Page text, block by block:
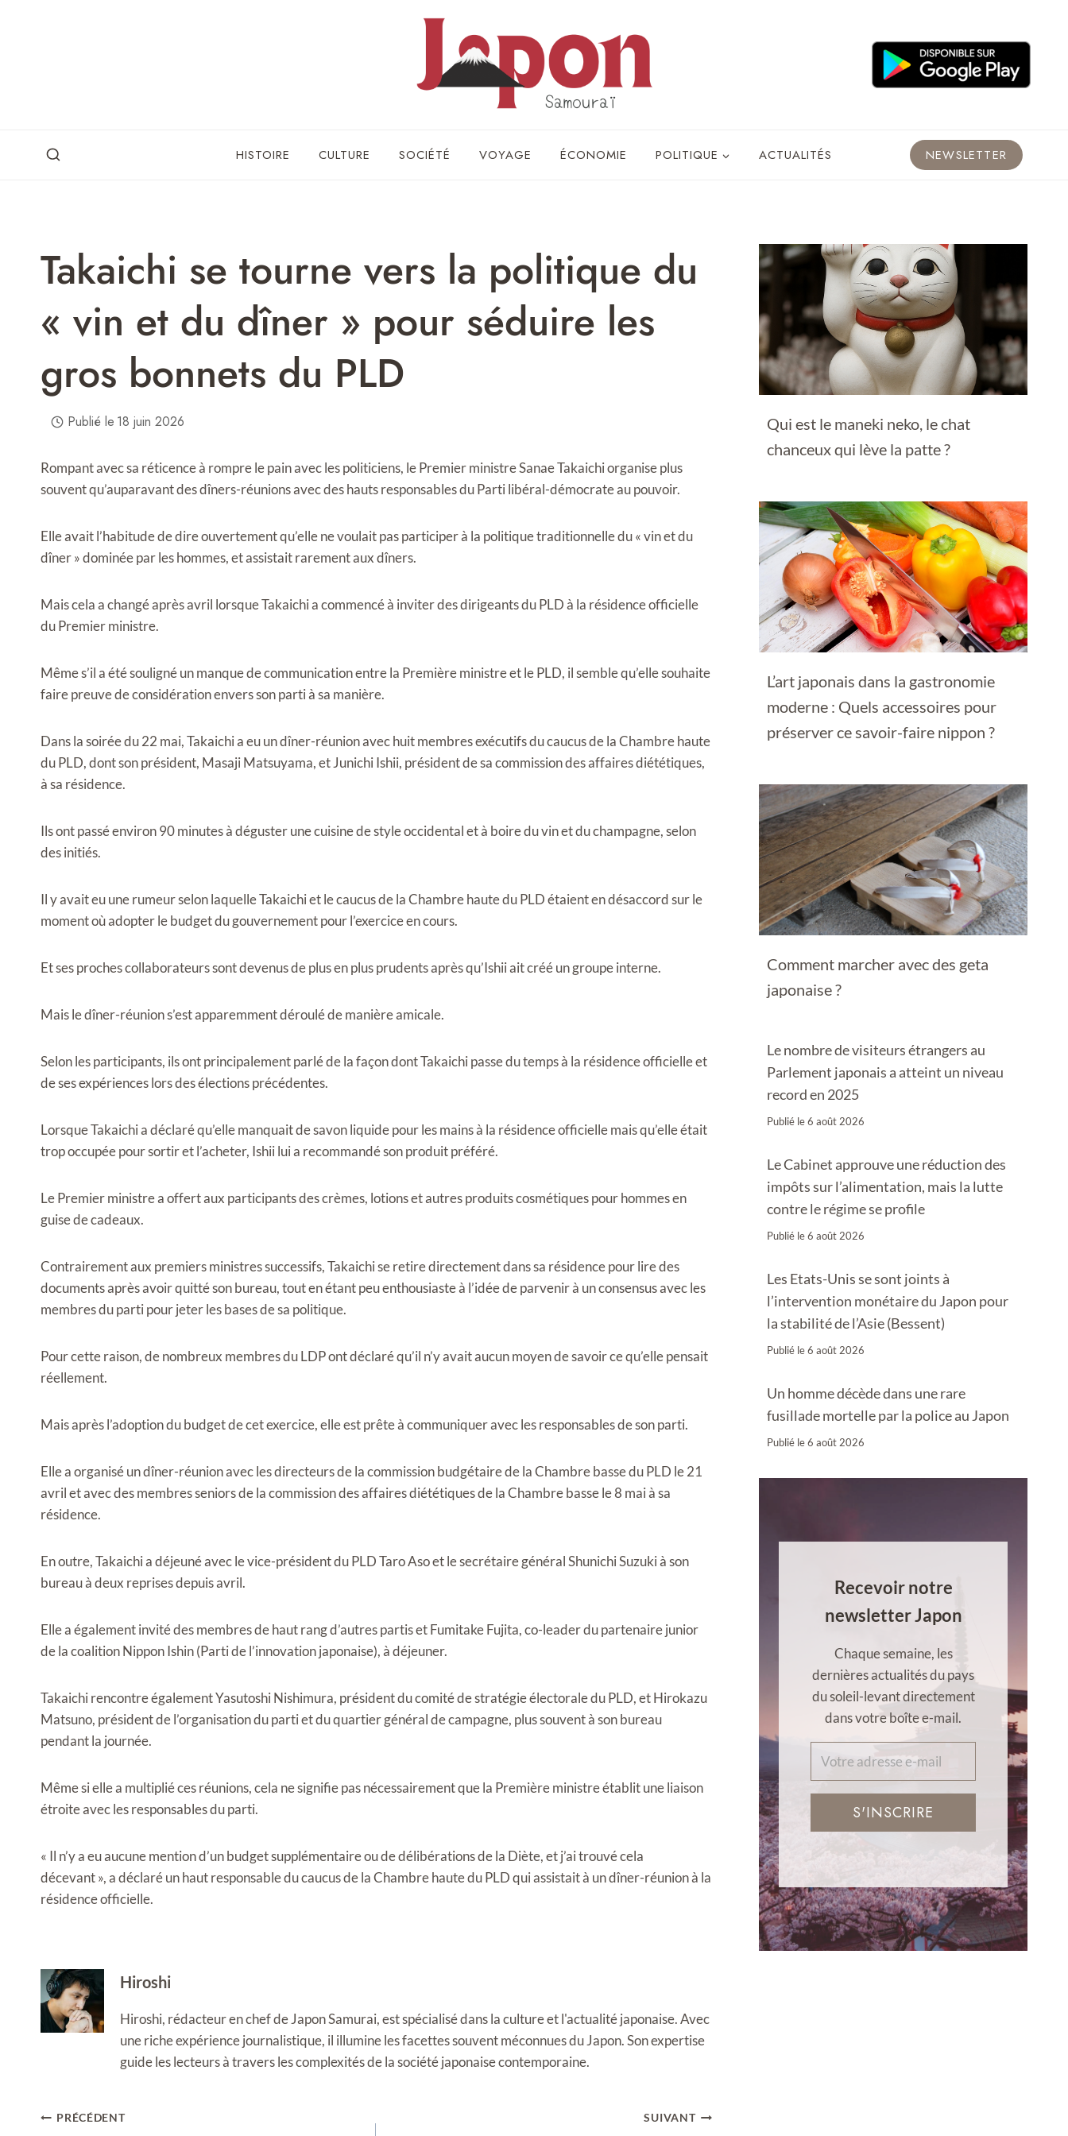
HISTOIRE CULTURE SOCIÉTÉ VOYAGE ÉCONOMIE POLITIQUE ACTUALITÉS NEWSLETTER
Takaichi se tourne vers la politique du
« vin et du dîner » pour séduire les
gros bonnets du PLD
Publié le 18 juin 2026
Rompant avec sa réticence à rompre le pain avec les politiciens, le Premier ministre Sanae Takaichi organise plus
souvent qu’auparavant des dîners-réunions avec des hauts responsables du Parti libéral-démocrate au pouvoir.
Elle avait l’habitude de dire ouvertement qu’elle ne voulait pas participer à la politique traditionnelle du « vin et du
dîner » dominée par les hommes, et assistait rarement aux dîners.
Mais cela a changé après avril lorsque Takaichi a commencé à inviter des dirigeants du PLD à la résidence officielle
du Premier ministre.
Même s’il a été souligné un manque de communication entre la Première ministre et le PLD, il semble qu’elle souhaite
faire preuve de considération envers son parti à sa manière.
Dans la soirée du 22 mai, Takaichi a eu un dîner-réunion avec huit membres exécutifs du caucus de la Chambre haute
du PLD, dont son président, Masaji Matsuyama, et Junichi Ishii, président de sa commission des affaires diététiques,
à sa résidence.
Ils ont passé environ 90 minutes à déguster une cuisine de style occidental et à boire du vin et du champagne, selon
des initiés.
Il y avait eu une rumeur selon laquelle Takaichi et le caucus de la Chambre haute du PLD étaient en désaccord sur le
moment où adopter le budget du gouvernement pour l’exercice en cours.
Et ses proches collaborateurs sont devenus de plus en plus prudents après qu’Ishii ait créé un groupe interne.
Mais le dîner-réunion s’est apparemment déroulé de manière amicale.
Selon les participants, ils ont principalement parlé de la façon dont Takaichi passe du temps à la résidence officielle et
de ses expériences lors des élections précédentes.
Lorsque Takaichi a déclaré qu’elle manquait de savon liquide pour les mains à la résidence officielle mais qu’elle était
trop occupée pour sortir et l’acheter, Ishii lui a recommandé son produit préféré.
Le Premier ministre a offert aux participants des crèmes, lotions et autres produits cosmétiques pour hommes en
guise de cadeaux.
Contrairement aux premiers ministres successifs, Takaichi se retire directement dans sa résidence pour lire des
documents après avoir quitté son bureau, tout en étant peu enthousiaste à l’idée de parvenir à un consensus avec les
membres du parti pour jeter les bases de sa politique.
Pour cette raison, de nombreux membres du LDP ont déclaré qu’il n’y avait aucun moyen de savoir ce qu’elle pensait
réellement.
Mais après l’adoption du budget de cet exercice, elle est prête à communiquer avec les responsables de son parti.
Elle a organisé un dîner-réunion avec les directeurs de la commission budgétaire de la Chambre basse du PLD le 21
avril et avec des membres seniors de la commission des affaires diététiques de la Chambre basse le 8 mai à sa
résidence.
En outre, Takaichi a déjeuné avec le vice-président du PLD Taro Aso et le secrétaire général Shunichi Suzuki à son
bureau à deux reprises depuis avril.
Elle a également invité des membres de haut rang d’autres partis et Fumitake Fujita, co-leader du partenaire junior
de la coalition Nippon Ishin (Parti de l’innovation japonaise), à ​​déjeuner.
Takaichi rencontre également Yasutoshi Nishimura, président du comité de stratégie électorale du PLD, et Hirokazu
Matsuno, président de l’organisation du parti et du quartier général de campagne, plus souvent à son bureau
pendant la journée.
Même si elle a multiplié ces réunions, cela ne signifie pas nécessairement que la Première ministre établit une liaison
étroite avec les responsables du parti.
« Il n’y a eu aucune mention d’un budget supplémentaire ou de délibérations de la Diète, et j’ai trouvé cela
décevant », a déclaré un haut responsable du caucus de la Chambre haute du PLD qui assistait à un dîner-réunion à la
résidence officielle.
Hiroshi
Hiroshi, rédacteur en chef de Japon Samurai, est spécialisé dans la culture et l'actualité japonaise. Avec
une riche expérience journalistique, il illumine les facettes souvent méconnues du Japon. Son expertise
guide les lecteurs à travers les complexités de la société japonaise contemporaine.
Navigation
PRÉCÉDENT SUIVANT
Qui est le maneki neko, le chat
chanceux qui lève la patte ?
L’art japonais dans la gastronomie
moderne : Quels accessoires pour
préserver ce savoir-faire nippon ?
Comment marcher avec des geta
japonaise ?
Le nombre de visiteurs étrangers au
Parlement japonais a atteint un niveau
record en 2025
Publié le6 août 2026
Le Cabinet approuve une réduction des
impôts sur l’alimentation, mais la lutte
contre le régime se profile
Publié le6 août 2026
Les Etats-Unis se sont joints à
l’intervention monétaire du Japon pour
la stabilité de l’Asie (Bessent)
Publié le6 août 2026
Un homme décède dans une rare
fusillade mortelle par la police au Japon
Publié le6 août 2026
Recevoir notre
newsletter Japon
Chaque semaine, les
dernières actualités du pays
du soleil-levant directement
dans votre boîte e-mail.
S'INSCRIRE